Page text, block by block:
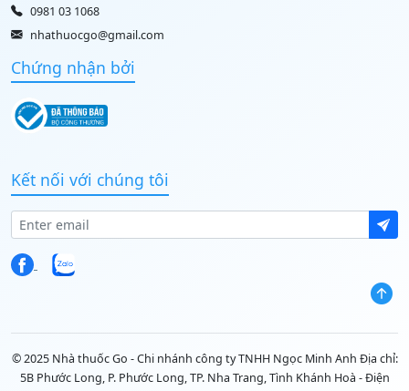
0981 03 1068
nhathuocgo@gmail.com
Chứng nhận bởi
Kết nối với chúng tôi
© 2025 Nhà thuốc Go - Chi nhánh công ty TNHH Ngọc Minh Anh Địa chỉ:
5B Phước Long, P. Phước Long, TP. Nha Trang, Tình Khánh Hoà - Điện